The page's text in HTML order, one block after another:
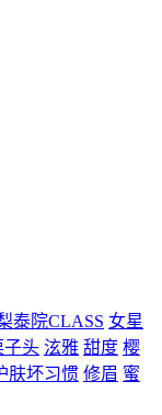
泰院CLASS 女星
子头 泫雅 甜度 樱
肤坏习惯 修眉 蜜